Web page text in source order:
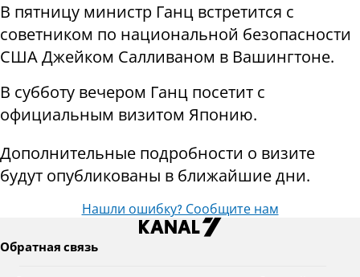
В пятницу министр Ганц встретится с
советником по национальной безопасности
США Джейком Салливаном в Вашингтоне.
В субботу вечером Ганц посетит с
официальным визитом Японию.
Дополнительные подробности о визите
будут опубликованы в ближайшие дни.
Нашли ошибку? Сообщите нам
Обратная связь